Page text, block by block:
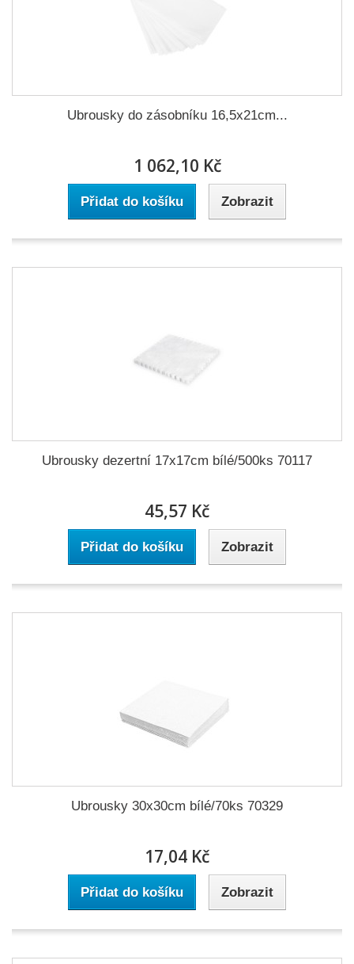
Ubrousky do zásobníku 16,5x21cm...
1 062,10 Kč
Přidat do košíku Zobrazit
Ubrousky dezertní 17x17cm bílé/500ks 70117
45,57 Kč
Přidat do košíku Zobrazit
Ubrousky 30x30cm bílé/70ks 70329
17,04 Kč
Přidat do košíku Zobrazit